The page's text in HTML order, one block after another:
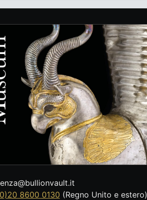
8600 0130 (Regno Unito e estero)